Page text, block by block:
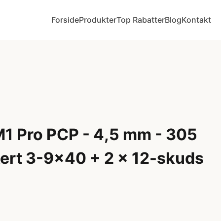
ForsideProdukterTop RabatterBlogKontakt
Pro PCP - 4,5 mm - 305
3-9x40 + 2 x 12-skuds